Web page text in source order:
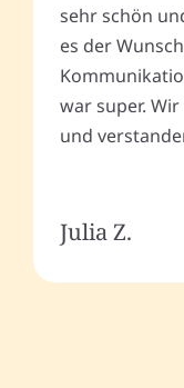
sehr schön
es der
war super.
und
Julia Z.